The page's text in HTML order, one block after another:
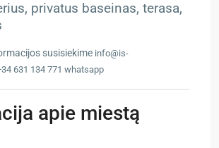
privatus baseinas, terasa,
susisiekime info@is-
631 134 771 whatsapp
apie miestą